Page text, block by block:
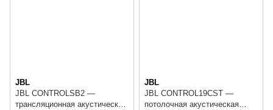
JBL
JBL CONTROLSB2 —
трансляционная акустическая
JBL
JBL CONTROL19CST —
потолочная акустическая